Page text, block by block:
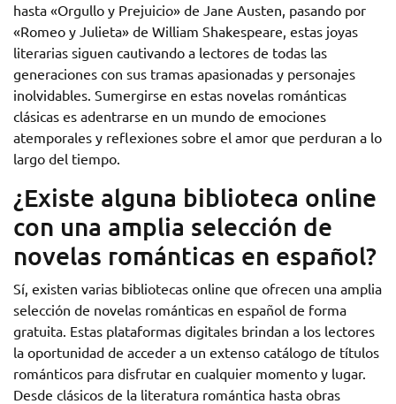
hasta «Orgullo y Prejuicio» de Jane Austen, pasando por
«Romeo y Julieta» de William Shakespeare, estas joyas
literarias siguen cautivando a lectores de todas las
generaciones con sus tramas apasionadas y personajes
inolvidables. Sumergirse en estas novelas románticas
clásicas es adentrarse en un mundo de emociones
atemporales y reflexiones sobre el amor que perduran a lo
largo del tiempo.
¿Existe alguna biblioteca online
con una amplia selección de
novelas románticas en español?
Sí, existen varias bibliotecas online que ofrecen una amplia
selección de novelas románticas en español de forma
gratuita. Estas plataformas digitales brindan a los lectores
la oportunidad de acceder a un extenso catálogo de títulos
románticos para disfrutar en cualquier momento y lugar.
Desde clásicos de la literatura romántica hasta obras